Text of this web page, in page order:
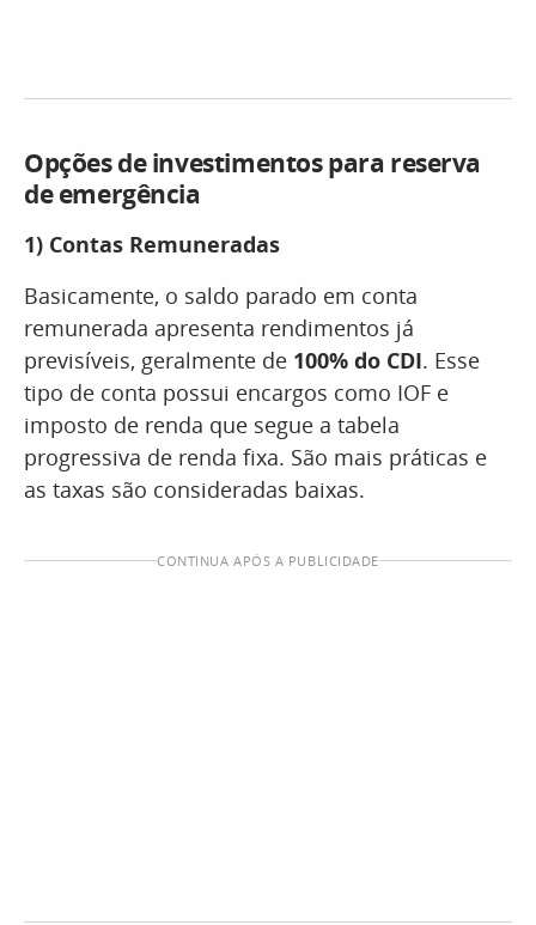
Opções de investimentos para reserva
de emergência
1) Contas Remuneradas
Basicamente, o saldo parado em conta
remunerada apresenta rendimentos já
previsíveis, geralmente de 100% do CDI. Esse
tipo de conta possui encargos como IOF e
imposto de renda que segue a tabela
progressiva de renda fixa. São mais práticas e
as taxas são consideradas baixas.
CONTINUA APÓS A PUBLICIDADE